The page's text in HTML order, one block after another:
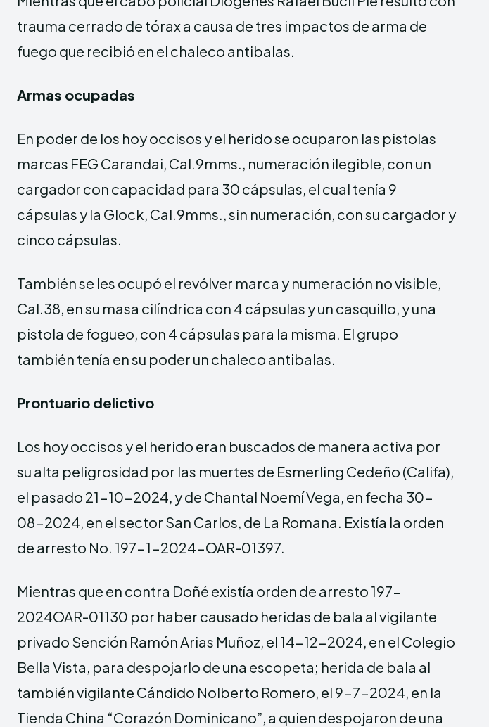
trauma cerrado de tórax a causa de tres impactos de arma de
fuego que recibió en el chaleco antibalas.
Armas ocupadas
En poder de los hoy occisos y el herido se ocuparon las pistolas
marcas FEG Carandai, Cal.9mms., numeración ilegible, con un
cargador con capacidad para 30 cápsulas, el cual tenía 9
cápsulas y la Glock, Cal.9mms., sin numeración, con su cargador y
cinco cápsulas.
También se les ocupó el revólver marca y numeración no visible,
Cal.38, en su masa cilíndrica con 4 cápsulas y un casquillo, y una
pistola de fogueo, con 4 cápsulas para la misma. El grupo
también tenía en su poder un chaleco antibalas.
Prontuario delictivo
Los hoy occisos y el herido eran buscados de manera activa por
su alta peligrosidad por las muertes de Esmerling Cedeño (Califa),
el pasado 21-10-2024, y de Chantal Noemí Vega, en fecha 30-
08-2024, en el sector San Carlos, de La Romana. Existía la orden
de arresto No. 197-1-2024-OAR-01397.
Mientras que en contra Doñé existía orden de arresto 197-
2024OAR-01130 por haber causado heridas de bala al vigilante
privado Sención Ramón Arias Muñoz, el 14-12-2024, en el Colegio
Bella Vista, para despojarlo de una escopeta; herida de bala al
también vigilante Cándido Nolberto Romero, el 9-7-2024, en la
Tienda China “Corazón Dominicano”, a quien despojaron de una